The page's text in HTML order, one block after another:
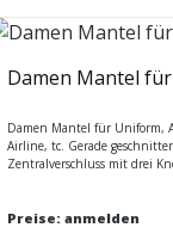
Damen Mantel
Damen Mantel für Uniform,
Airline, tc. Gerade
Zentralverschluss mit drei
Farben SCHWARZ und
Preise: anmelden